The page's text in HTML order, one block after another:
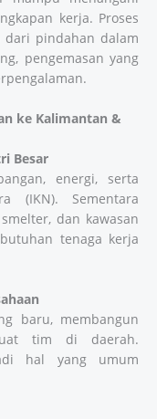
kerja. Proses
pindahan dalam
pengemasan yang
ke Kalimantan &
Besar
energi, serta
(IKN). Sementara
dan kawasan
tenaga kerja
baru, membangun
tim di daerah.
hal yang umum